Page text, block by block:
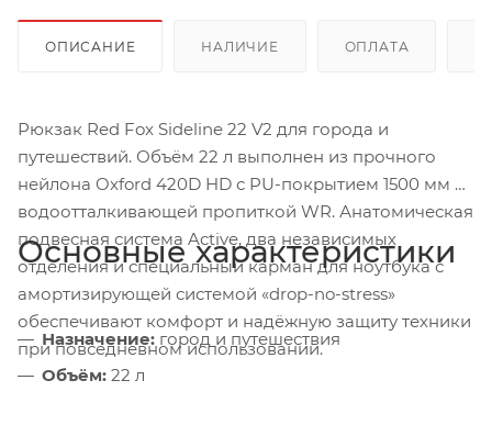
ОПИСАНИЕ НАЛИЧИЕ ОПЛАТА
Рюкзак Red Fox Sideline 22 V2 для города и
путешествий. Объём 22 л выполнен из прочного
нейлона Oxford 420D HD с PU-покрытием 1500 мм и
водоотталкивающей пропиткой WR. Анатомическая
подвесная система Active, два независимых
отделения и специальный карман для ноутбука с
амортизирующей системой «drop-no-stress»
обеспечивают комфорт и надёжную защиту техники
при повседневном использовании.
Основные характеристики
Назначение: город и путешествия
Объём: 22 л